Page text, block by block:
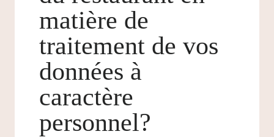
matière de
traitement de vos
données à
caractère
personnel?